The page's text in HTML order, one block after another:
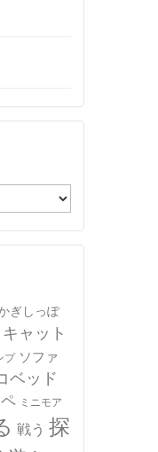
ぎしっぽ
キャット
プ ソファ
ベッド
ミニモア
戦う 探